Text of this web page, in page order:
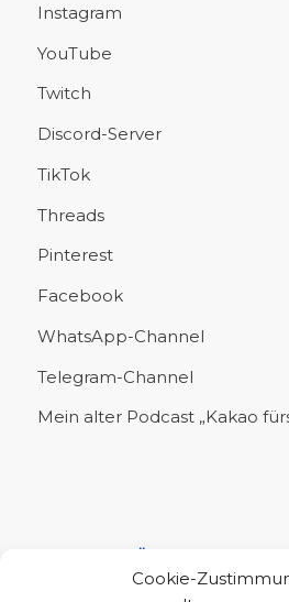
Cookie-
Instagram
YouTube
Twitch
Discord-Server
TikTok
Threads
Pinterest
Facebook
WhatsApp-Channel
Telegram-Channel
Mein alter Podcast „Kakao